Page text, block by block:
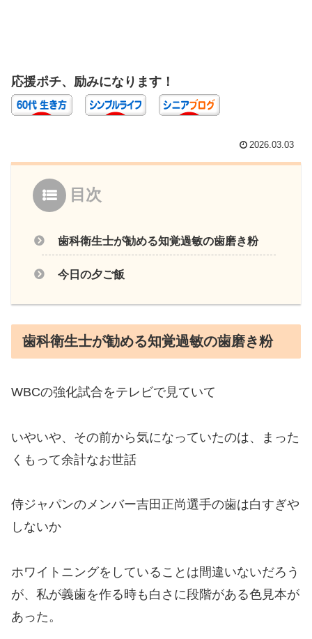
応援ポチ、励みになります！
2026.03.03
目次
歯科衛生士が勧める知覚過敏の歯磨き粉
今日の夕ご飯
歯科衛生士が勧める知覚過敏の歯磨き粉
WBCの強化試合をテレビで見ていて
いやいや、その前から気になっていたのは、まった
くもって余計なお世話
侍ジャパンのメンバー吉田正尚選手の歯は白すぎや
しないか
ホワイトニングをしていることは間違いないだろう
が、私が義歯を作る時も白さに段階がある色見本が
あった。